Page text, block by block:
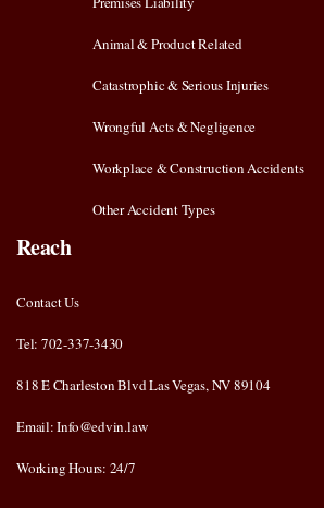
Animal & Product Related
Catastrophic & Serious Injuries
Wrongful Acts & Negligence
Workplace & Construction Accidents
Other Accident Types
Reach
Contact Us
Tel: 702-337-3430
818 E Charleston Blvd Las Vegas, NV 89104
Email: Info@edvin.law
Working Hours: 24/7